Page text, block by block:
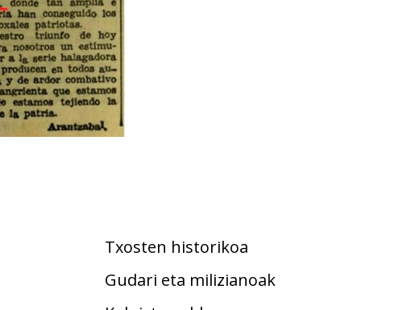
Txosten historikoa
Gudari eta milizianoak